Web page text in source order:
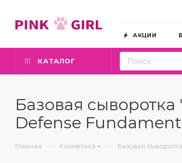
АКЦИИ
КАТАЛОГ
Базовая
Defense
Главная — Косметика — Базовая